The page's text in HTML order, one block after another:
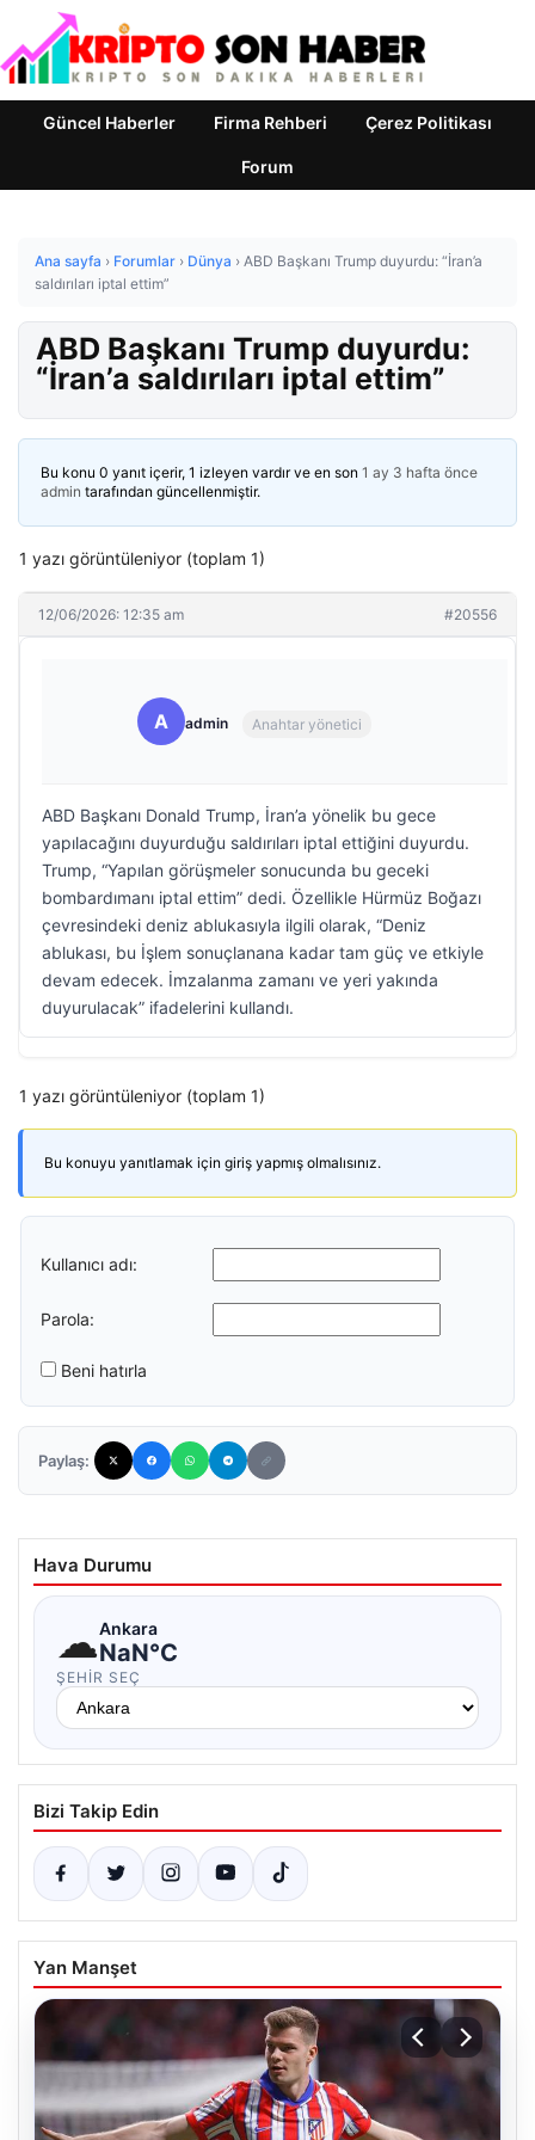
Güncel Haberler Firma Rehberi Çerez Politikası
Forum
Ana sayfa › Forumlar › Dünya › ABD Başkanı Trump duyurdu: “İran’a
saldırıları iptal ettim”
ABD Başkanı Trump duyurdu:
“İran’a saldırıları iptal ettim”
Bu konu 0 yanıt içerir, 1 izleyen vardır ve en son 1 ay 3 hafta önce
admin tarafından güncellenmiştir.
1 yazı görüntüleniyor (toplam 1)
12/06/2026: 12:35 am #20556
A admin Anahtar yönetici
ABD Başkanı Donald Trump, İran’a yönelik bu gece
yapılacağını duyurduğu saldırıları iptal ettiğini duyurdu.
Trump, “Yapılan görüşmeler sonucunda bu geceki
bombardımanı iptal ettim” dedi. Özellikle Hürmüz Boğazı
çevresindeki deniz ablukasıyla ilgili olarak, “Deniz
ablukası, bu İşlem sonuçlanana kadar tam güç ve etkiyle
devam edecek. İmzalanma zamanı ve yeri yakında
duyurulacak” ifadelerini kullandı.
1 yazı görüntüleniyor (toplam 1)
Bu konuyu yanıtlamak için giriş yapmış olmalısınız.
Kullanıcı adı:
Parola:
Beni hatırla
Paylaş:
Hava Durumu
☁Ankara
NaN°C
ŞEHIR SEÇ
Bizi Takip Edin
Yan Manşet